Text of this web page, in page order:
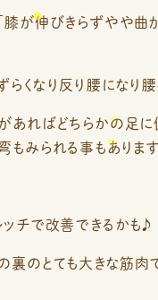
膝が伸びきらずやや曲
らくなり反り腰にな
あればどちらかの足
みられる事もあります
ッチで改善できるかも♪
の裏のとても大きな筋